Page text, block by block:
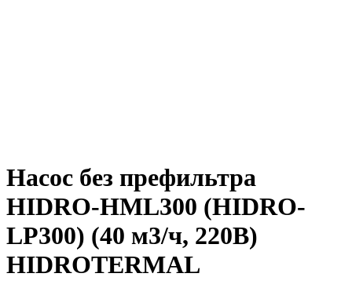
Насос без префильтра
HIDRO-HML300 (HIDRO-
LP300) (40 м3/ч, 220В)
HIDROTERMAL